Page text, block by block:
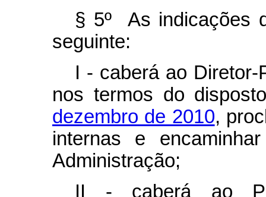
§ 5º As indicações
seguinte:
I - caberá ao Diretor-
nos termos do
dezembro de 2010,
internas e
Administração;
II - caberá ao